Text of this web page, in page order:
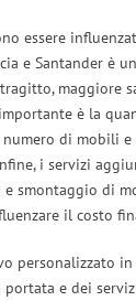
essere
e Santander è
maggiore
è la
di mobili e
i servizi
smontaggio di
il costo
personalizzato
portata e dei